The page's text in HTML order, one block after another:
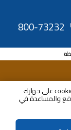
بالنقر فوق «متابعة»، فإنك توافق على تخزين cookies على جهازك
والمساعدة في
800-73232